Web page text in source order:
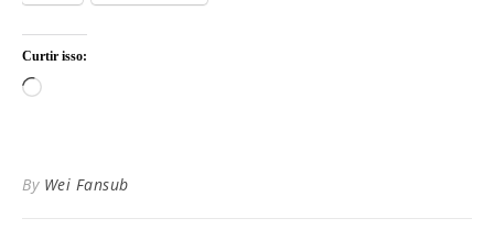
Curtir isso:
Carregando...
By Wei Fansub